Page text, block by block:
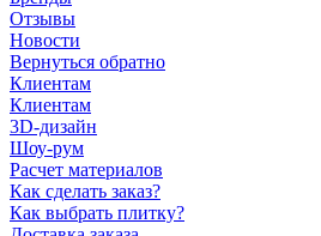
Отзывы
Новости
Вернуться обратно
Клиентам
Клиентам
3D-дизайн
Шоу-рум
Расчет материалов
Как сделать заказ?
Как выбрать плитку?